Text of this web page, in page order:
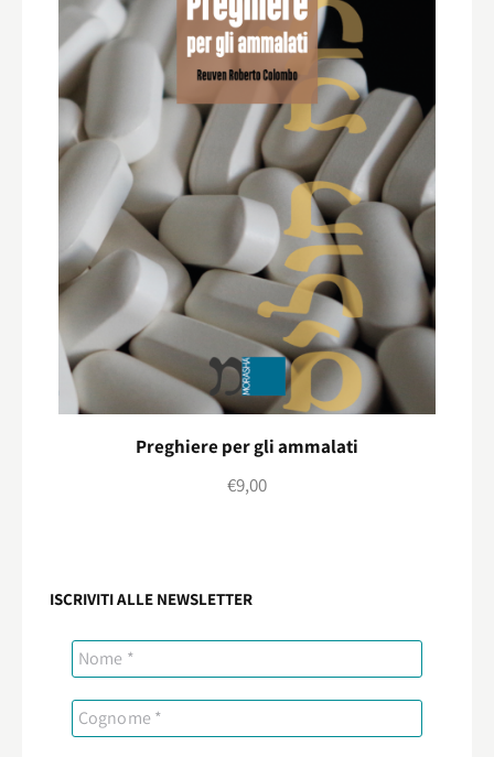
Preghiere per gli ammalati
€9,00
ISCRIVITI ALLE NEWSLETTER